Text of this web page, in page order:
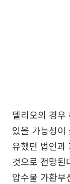
델리오의 경우
있을 가능성이
유했던 법인과
것으로 전망된
압수물 가환부